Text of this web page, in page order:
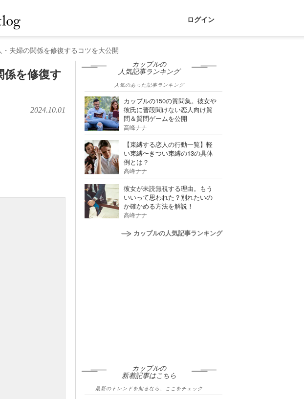
ログイン
夫婦の関係を修復するコツを大公開
を修復す
2024.10.01
カップルの
人気記事ランキング
人気のあった記事ランキング
カップルの150の質問集。彼女や
彼氏に普段聞けない恋人向け質
問＆質問ゲームを公開
高峰ナナ
【束縛する恋人の行動一覧】軽
い束縛〜きつい束縛の13の具体
例とは？
高峰ナナ
彼女が未読無視する理由。もう
いいって思われた？別れたいの
か確かめる方法を解説！
高峰ナナ
カップルの人気記事ランキング
カップルの
新着記事はこちら
最新のトレンドを知るなら、ここをチェック